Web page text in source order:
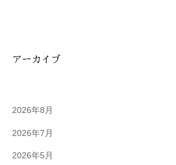
アーカイブ
2026年8月
2026年7月
2026年5月